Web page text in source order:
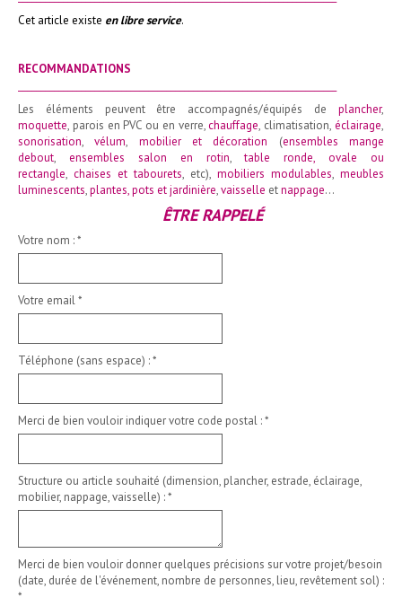
Cet article existe en libre service.
RECOMMANDATIONS
Les éléments peuvent être accompagnés/équipés de plancher,
moquette, parois en PVC ou en verre,chauffage, climatisation,éclairage,
sonorisation,vélum, mobilier et décoration (ensembles mange
debout, ensembles salon en rotin,table ronde,ovale ou
rectangle, chaises et tabourets, etc), mobiliers modulables, meubles
luminescents,plantes, pots et jardinière,vaisselle etnappage…
ÊTRE RAPPELÉ
Votre nom :*
Votre email*
Téléphone (sans espace) :*
Merci de bien vouloir indiquer votre code postal :*
Structure ou article souhaité (dimension, plancher, estrade, éclairage,
mobilier, nappage, vaisselle) :*
Merci de bien vouloir donner quelques précisions sur votre projet/besoin
(date, durée de l'événement, nombre de personnes, lieu, revêtement sol) :
*